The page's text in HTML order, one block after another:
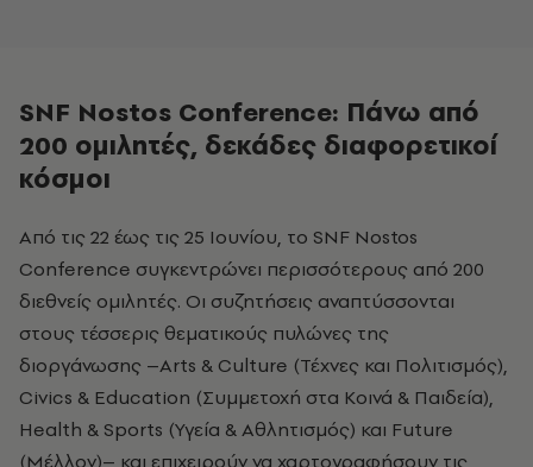
SNF Nostos Conference: Πάνω από
200 ομιλητές, δεκάδες διαφορετικοί
κόσμοι
Από τις 22 έως τις 25 Ιουνίου, το SNF Nostos
Conference συγκεντρώνει περισσότερους από 200
διεθνείς ομιλητές. Οι συζητήσεις αναπτύσσονται
στους τέσσερις θεματικούς πυλώνες της
διοργάνωσης –Arts & Culture (Τέχνες και Πολιτισμός),
Civics & Education (Συμμετοχή στα Κοινά & Παιδεία),
Health & Sports (Υγεία & Αθλητισμός) και Future
(Μέλλον)– και επιχειρούν να χαρτογραφήσουν τις